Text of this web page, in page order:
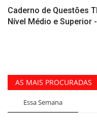
Caderno de Questões
Nível Médio e Superior
AS MAIS PROCURADAS
Essa Semana